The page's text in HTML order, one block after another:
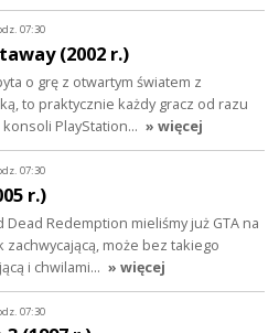
07:30
(2002 r.)
o grę z otwartym światem z
to praktycznie każdy gracz od razu
konsoli PlayStation… » więcej
07:30
r.)
Dead Redemption mieliśmy już GTA na
może bez takiego
i chwilami… » więcej
07:30